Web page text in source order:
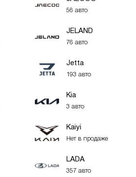
56 авто
JELAND
76 авто
Jetta
193 авто
Kia
3 авто
Kaiyi
Нет в продаже
LADA
357 авто